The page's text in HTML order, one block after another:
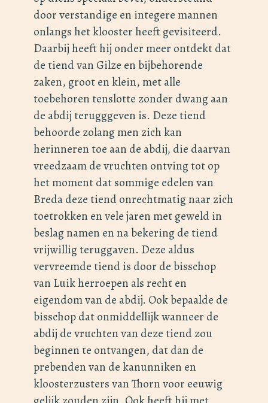
door verstandige en integere mannen
onlangs het klooster heeft gevisiteerd.
Daarbij heeft hij onder meer ontdekt dat
de tiend van Gilze en bijbehorende
zaken, groot en klein, met alle
toebehoren tenslotte zonder dwang aan
de abdij terugggeven is. Deze tiend
behoorde zolang men zich kan
herinneren toe aan de abdij, die daarvan
vreedzaam de vruchten ontving tot op
het moment dat sommige edelen van
Breda deze tiend onrechtmatig naar zich
toetrokken en vele jaren met geweld in
beslag namen en na bekering de tiend
vrijwillig teruggaven. Deze aldus
vervreemde tiend is door de bisschop
van Luik herroepen als recht en
eigendom van de abdij. Ook bepaalde de
bisschop dat onmiddellijk wanneer de
abdij de vruchten van deze tiend zou
beginnen te ontvangen, dat dan de
prebenden van de kanunniken en
kloosterzusters van Thorn voor eeuwig